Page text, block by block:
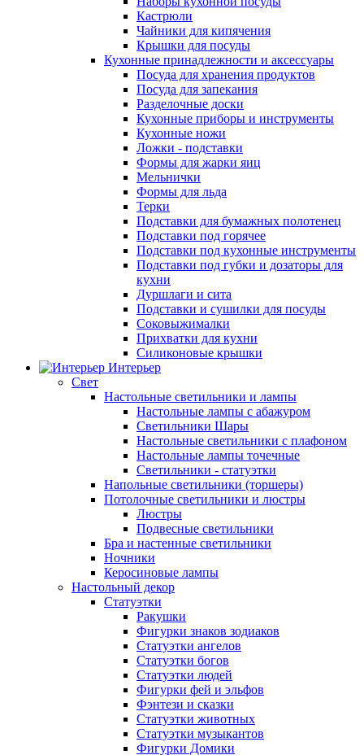
Кастрюли
Чайники для кипячения
Крышки для посуды
Кухонные принадлежности и аксессуары
Посуда для хранения продуктов
Посуда для запекания
Разделочные доски
Кухонные приборы и инструменты
Кухонные ножи
Ложки - подставки
Формы для жарки яиц
Мельнички
Формы для льда
Терки
Подставки для бумажных полотенец
Подставки под горячее
Подставки под кухонные инструменты
Подставки под губки и дозаторы для
кухни
Дуршлаги и сита
Подставки и сушилки для посуды
Соковыжималки
Прихватки для кухни
Силиконовые крышки
Интерьер
Свет
Настольные светильники и лампы
Настольные лампы с абажуром
Светильники Шары
Настольные светильники с плафоном
Настольные лампы точечные
Светильники - статуэтки
Напольные светильники (торшеры)
Потолочные светильники и люстры
Люстры
Подвесные светильники
Бра и настенные светильники
Ночники
Керосиновые лампы
Настольный декор
Статуэтки
Ракушки
Фигурки знаков зодиаков
Статуэтки ангелов
Статуэтки богов
Статуэтки людей
Фигурки фей и эльфов
Фэнтези и сказки
Статуэтки животных
Статуэтки музыкантов
Фигурки Домики